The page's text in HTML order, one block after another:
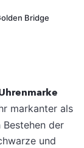
Bridge
markanter als
der
und